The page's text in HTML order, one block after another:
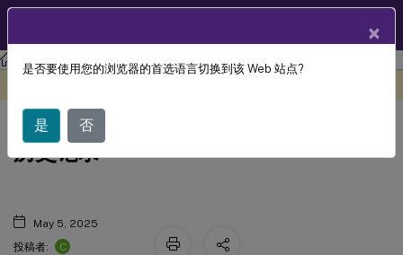
Linux 虚拟投递代理 Linux 虚拟投递代理 2407
Linux Virtual Delivery Agent 文档
历史记录
May 5, 2025
投稿者:
C
×
是否要使用您的浏览器的首选语言切换到该 Web 站点?
是 否